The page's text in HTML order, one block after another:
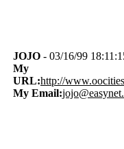
JOJO - 03/16/99
My
URL:http://
My Email: